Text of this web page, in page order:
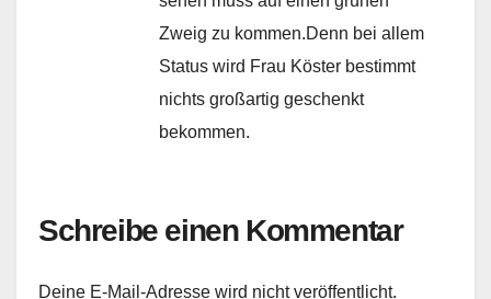
Zweig zu kommen.Denn bei allem
Status wird Frau Köster bestimmt
nichts großartig geschenkt
bekommen.
Schreibe einen Kommentar
Deine E-Mail-Adresse wird nicht veröffentlicht.